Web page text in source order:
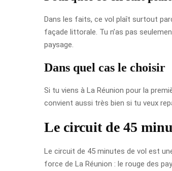
Dans les faits, ce vol plaît surtout
façade littorale. Tu n’as pas
paysage.
Dans quel cas le choisir
Si tu viens à La Réunion pour la
convient aussi très bien si tu veux
Le circuit de 45
Le circuit de 45 minutes de vol est
force de La Réunion : le rouge des